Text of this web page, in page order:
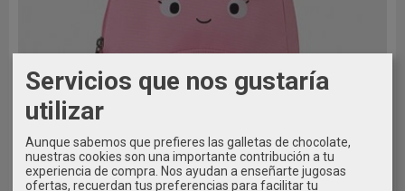
Servicios que nos gustaría
utilizar
Aunque sabemos que prefieres las galletas de chocolate,
nuestras cookies son una importante contribución a tu
experiencia de compra. Nos ayudan a enseñarte jugosas
ofertas, recuerdan tus preferencias para facilitar tu